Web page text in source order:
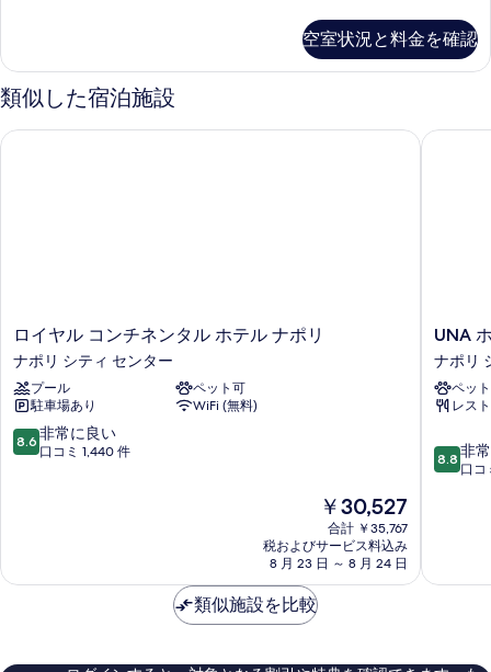
の
写
真
の
詳
細
空室状況と料金を確認
類似した宿泊施設
ロ
イ
ヤ
ル
コ
ン
チ
ル
ナ
ロイヤル コンチネンタル ホテル ナポリ
ナポリ シティ センター
プール
ペット可
駐車場あり
WiFi (無料)
10
段
良
8.6 非常に良い
口コミ 1,440 件
現
在
の
料
金
￥30,527
合計 ￥35,767
税およびサービス料込み
8 月 23 日 ～ 8 月 24 日
ロイヤル コンチネンタル ホテル ナポリ
UNA
ホ
テ
ル
ズ
ポ
リ
ィ
ー
UNA
ナポリ
ペッ
レス
10
段
に
コ
8.8 非
口コ
UNA ホ
類似施設を比較